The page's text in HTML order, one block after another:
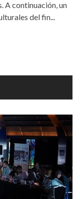
A continuación, un
del fin...